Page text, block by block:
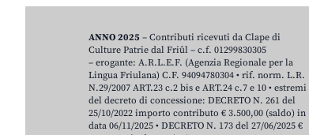
ANNO 2025 – Contributi ricevuti da Clape di
Culture Patrie dal Friûl – c.f. 01299830305
– erogante: A.R.L.E.F. (Agenzia Regionale per la
Lingua Friulana) C.F. 94094780304 • rif. norm. L.R.
N.29/2007 ART.23 c.2 bis e ART.24 c.7 e 10 • estremi
del decreto di concessione: DECRETO N. 261 del
25/10/2022 importo contributo € 3.500,00 (saldo) in
data 06/11/2025 • DECRETO N. 173 del 27/06/2025 €